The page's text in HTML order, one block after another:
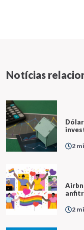
Notícias
2
2